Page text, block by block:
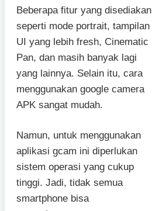
Beberapa fitur yang disediakan
seperti mode portrait, tampilan
UI yang lebih fresh, Cinematic
Pan, dan masih banyak lagi
yang lainnya. Selain itu, cara
menggunakan google camera
APK sangat mudah.
Namun, untuk menggunakan
aplikasi gcam ini diperlukan
sistem operasi yang cukup
tinggi. Jadi, tidak semua
smartphone bisa